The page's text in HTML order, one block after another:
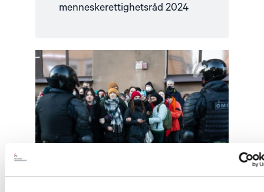
menneskerettighetsråd 2024
Read
article
"Åpent
brev
om
budsjettkutt
til
menneskerettigheter"